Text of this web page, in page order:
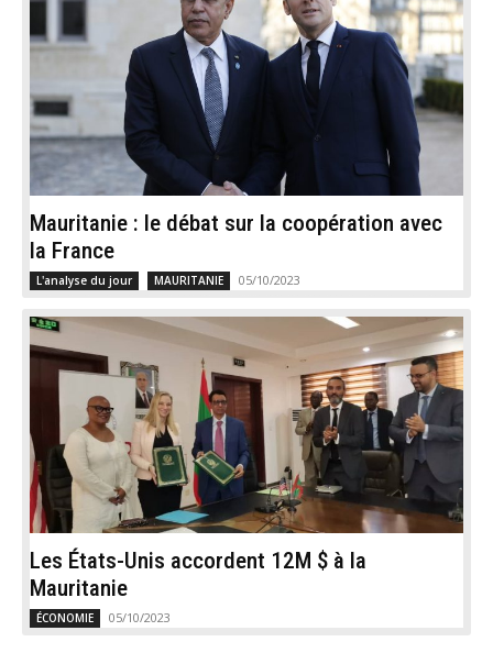
Mauritanie : le débat sur la coopération avec
la France
L'analyse du jour MAURITANIE 05/10/2023
Les États-Unis accordent 12M $ à la
Mauritanie
ÉCONOMIE 05/10/2023